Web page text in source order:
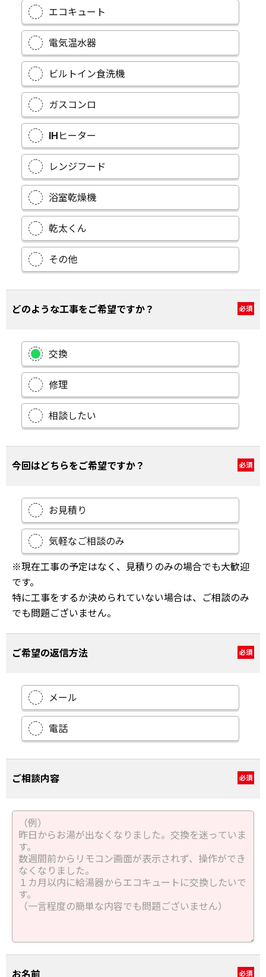
エコキュート
電気温水器
ビルトイン食洗機
ガスコンロ
IHヒーター
レンジフード
浴室乾燥機
乾太くん
その他
どのような工事をご希望ですか？ 必須
交換
修理
相談したい
今回はどちらをご希望ですか？ 必須
お見積り
気軽なご相談のみ
※現在工事の予定はなく、見積りのみの場合でも大歓迎
です。
特に工事をするか決められていない場合は、ご相談のみ
でも問題ございません。
ご希望の返信方法 必須
メール
電話
ご相談内容 必須
お名前 必須